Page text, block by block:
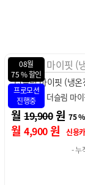
08월
89 % 할인
프로모션
진행중
더퓨어 베이직 (스탠
현대 큐밍 더퓨어 베
월 16,900 원 89
월 1,900원
신용
- 누